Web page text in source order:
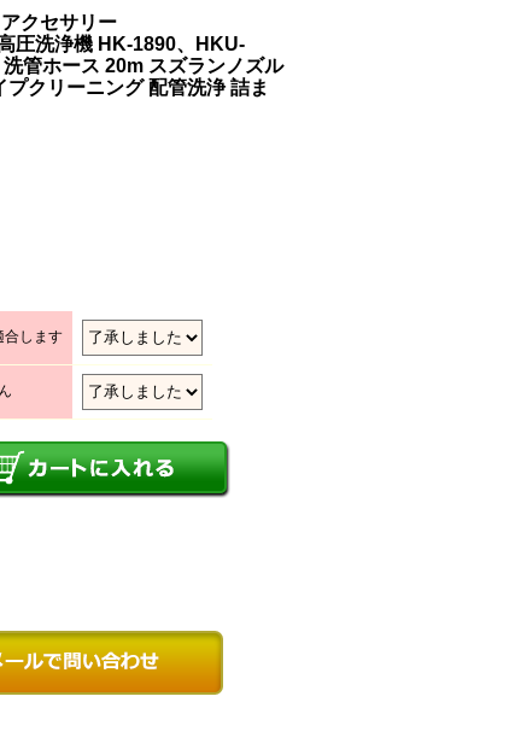
クセサリー
圧洗浄機 HK-1890、HKU-
管ホース 20m スズランノズル
クリーニング 配管洗浄 詰ま
合します